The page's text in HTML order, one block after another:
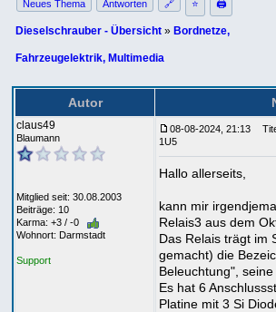
Neues Thema Antworten 🔗 ⭐ 🖨
Dieselschrauber - Übersicht » Bordnetze,
Fahrzeugelektrik, Multimedia
Autor
claus49
Blaumann
Mitglied seit: 30.08.2003
Beiträge: 10
Karma: +3 / -0
Wohnort: Darmstadt
Support
08-08-2024, 21:13
1U5
Hallo allerseits,
kann mir
Relais3 aus dem
Das Relais trägt im
gemacht) die
Beleuchtung",
Es hat 6
Platine mit 3 Si